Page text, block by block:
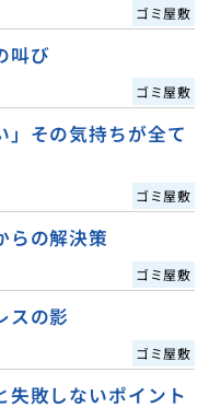
ゴミ屋敷
叫び
ゴミ屋敷
」その気持ちが全て
ゴミ屋敷
らの解決策
ゴミ屋敷
スの影
ゴミ屋敷
失敗しないポイント